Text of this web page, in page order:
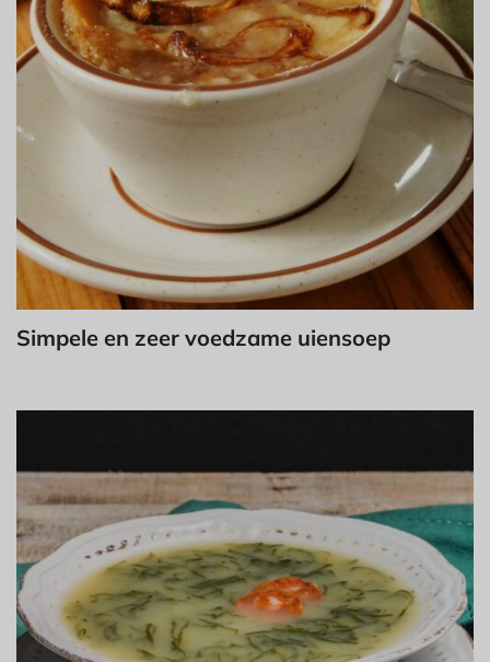
Simpele en zeer voedzame uiensoep